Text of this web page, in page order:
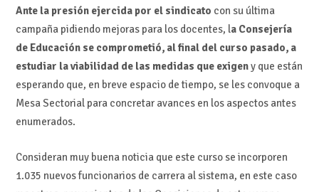
Ante la presión ejercida por el sindicato con su última
campaña pidiendo mejoras para los docentes, la Consejería
de Educación se comprometió, al final del curso pasado, a
estudiar la viabilidad de las medidas que exigeny que están
esperando que, en breve espacio de tiempo, se les convoque a
Mesa Sectorial para concretar avances en los aspectos antes
enumerados.
Consideran muy buena noticia que este curso se incorporen
1.035 nuevos funcionarios de carrera al sistema, en este caso